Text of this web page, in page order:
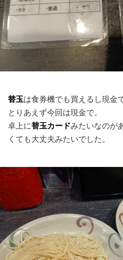
替玉は食券機でも買えるし現金
とりあえず今回は現金で。
卓上に替玉カードみたいなのが
くても大丈夫みたいでした。